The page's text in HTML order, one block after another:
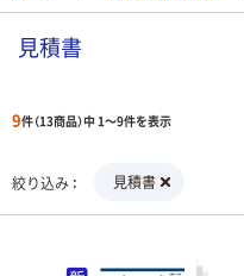
見積書
9件（13商品）中 1～9件を表示
絞り込み 見積書